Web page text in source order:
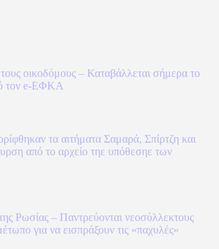
οικοδόμους – Καταβάλλεται σήμερα το
τον e-ΕΦΚΑ
τα αιτήματα Σαμαρά, Σπίρτζη και
από το αρχείο τηε υπόθεσηε των
Ρωσίας – Παντρεύονται νεοσύλλεκτους
για να εισπράξουν τις «παχυλές»